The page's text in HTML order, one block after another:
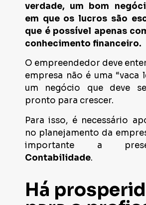
verdade, um bom
em que os lucros são
que é possível apenas
conhecimento financeiro.
O empreendedor deve
empresa não é uma “vaca
um negócio que deve
pronto para crescer.
Para isso, é necessário
no planejamento da
importante a
Contabilidade.
Há